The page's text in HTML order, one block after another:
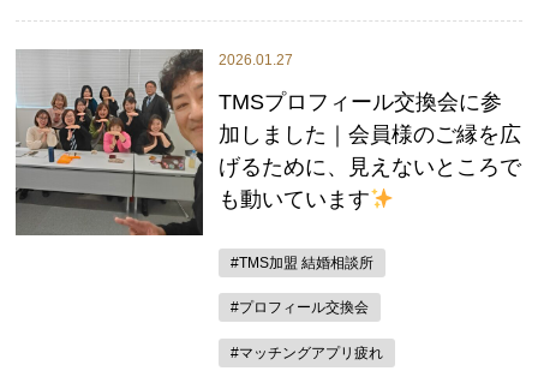
2026.01.27
TMSプロフィール交換会に参
加しました｜会員様のご縁を広
げるために、見えないところで
も動いています
#TMS加盟 結婚相談所
#プロフィール交換会
#マッチングアプリ疲れ